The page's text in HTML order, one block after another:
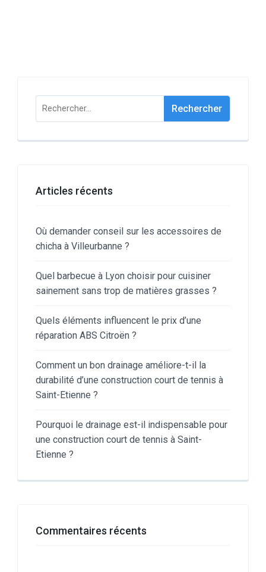
Rechercher :
Articles récents
Où demander conseil sur les accessoires de
chicha à Villeurbanne ?
Quel barbecue à Lyon choisir pour cuisiner
sainement sans trop de matières grasses ?
Quels éléments influencent le prix d’une
réparation ABS Citroën ?
Comment un bon drainage améliore-t-il la
durabilité d’une construction court de tennis à
Saint-Etienne ?
Pourquoi le drainage est-il indispensable pour
une construction court de tennis à Saint-
Etienne ?
Commentaires récents